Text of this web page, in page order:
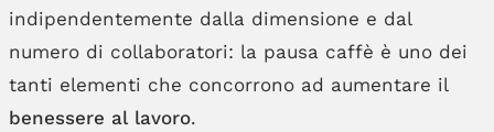
indipendentemente dalla dimensione e dal
numero di collaboratori: la pausa caffè è uno dei
tanti elementi che concorrono ad aumentare il
benessere al lavoro.